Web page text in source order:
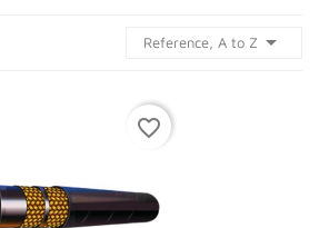
Reference, A to Z 
favorite_border